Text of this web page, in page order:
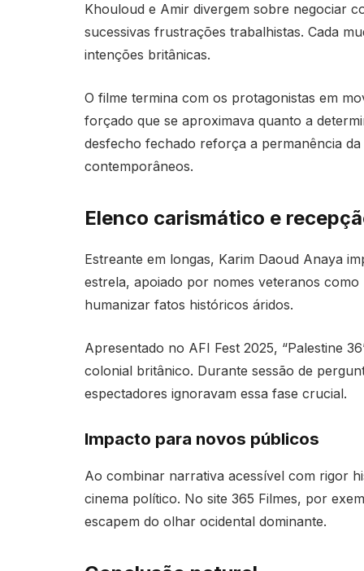
Khouloud e Amir divergem sobre negociar
sucessivas frustrações trabalhistas. Cada
intenções britânicas.
O filme termina com os protagonistas em
forçado que se aproximava quanto a
desfecho fechado reforça a permanência
contemporâneos.
Elenco carismático e
Estreante em longas, Karim Daoud Anaya
estrela, apoiado por nomes veteranos
humanizar fatos históricos áridos.
Apresentado no AFI Fest 2025, “Palestine
colonial britânico. Durante sessão de
espectadores ignoravam essa fase crucial.
Impacto para novos públicos
Ao combinar narrativa acessível com rigor
cinema político. No site 365 Filmes, por
escapem do olhar ocidental dominante.